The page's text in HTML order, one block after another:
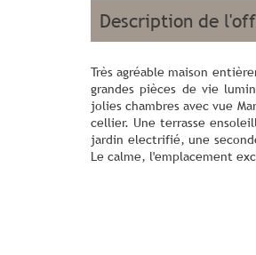
description de
Très agréable maison
grandes pièces de vie
jolies chambres avec vue
cellier. Une terrasse
jardin electrifié, une
Le calme, l'emplacement